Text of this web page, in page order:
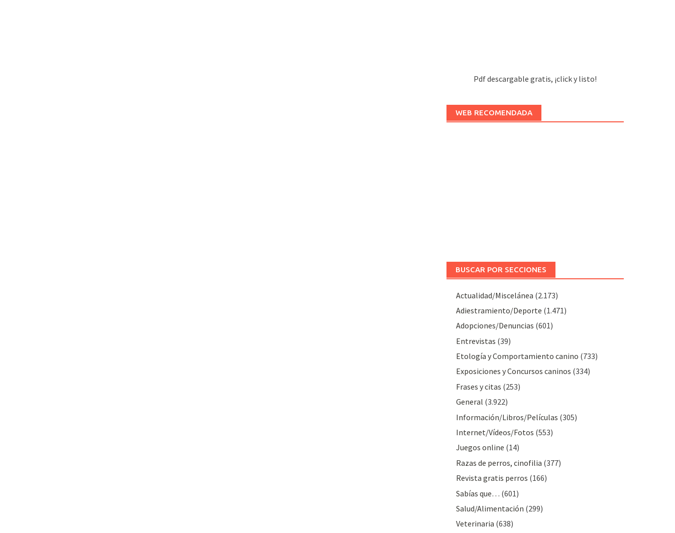
Pdf descargable gratis, ¡click y listo!
WEB RECOMENDADA
BUSCAR POR SECCIONES
Actualidad/Miscelánea (2.173)
Adiestramiento/Deporte (1.471)
Adopciones/Denuncias (601)
Entrevistas (39)
Etología y Comportamiento canino (733)
Exposiciones y Concursos caninos (334)
Frases y citas (253)
General (3.922)
Información/Libros/Películas (305)
Internet/Vídeos/Fotos (553)
Juegos online (14)
Razas de perros, cinofilia (377)
Revista gratis perros (166)
Sabías que… (601)
Salud/Alimentación (299)
Veterinaria (638)